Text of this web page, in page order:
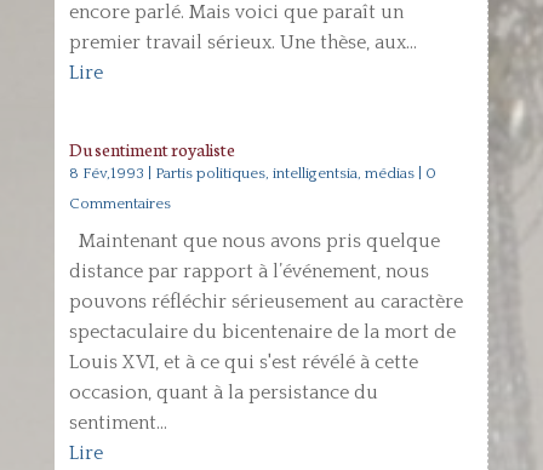
encore parlé. Mais voici que paraît un
premier travail sérieux. Une thèse, aux...
Lire
Du sentiment royaliste
8 Fév,1993 Partis politiques, intelligentsia, médias| 0
Commentaires
Maintenant que nous avons pris quelque
distance par rapport à l’événement, nous
pouvons réfléchir sérieusement au caractère
spectaculaire du bicentenaire de la mort de
Louis XVI, et à ce qui s'est révélé à cette
occasion, quant à la persistance du
sentiment...
Lire